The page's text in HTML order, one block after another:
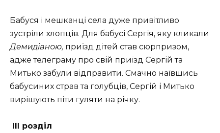
Бабуся і мешканці села дуже привітливо
зустріли хлопців. Для бабусі Сергія, яку кликали
Демидівною, приїзд дітей став сюрпризом,
адже телеграму про свій приїзд Сергій та
Митько забули відправити. Смачно наївшись
бабусиних страв та голубців, Сергій і Митько
вирішують піти гуляти на річку.
III розділ